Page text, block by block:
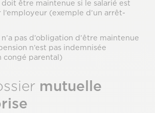
être maintenue si le salarié est
l’employeur (exemple d’un arrêt-
pas d’obligation d’être maintenue
n’est pas indemnisée
congé parental)
mutuelle